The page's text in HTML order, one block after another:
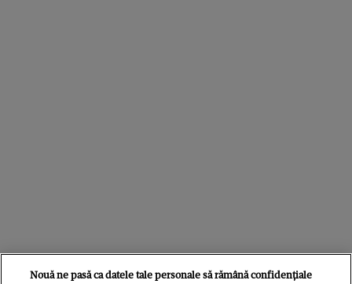
Nouă ne pasă ca datele tale personale să rămână confidențiale